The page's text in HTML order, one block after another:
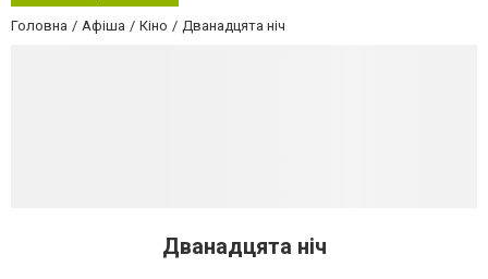
Головна Афіша Кіно Дванадцята нiч
Дванадцята нiч